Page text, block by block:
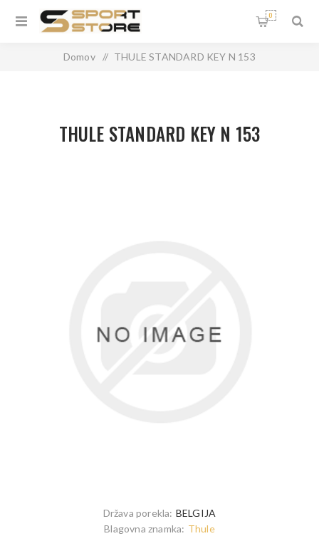
0
Domov / THULE STANDARD KEY N 153
Država porekla: BELGIJA
THULE STANDARD KEY N 153
Blagovna znamka: Thule